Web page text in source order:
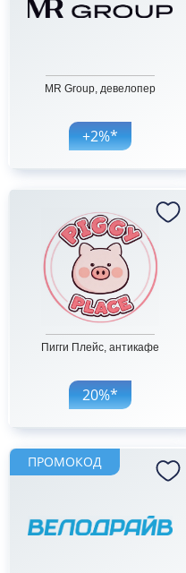
MR Group, девелопер
+2%*
Пигги Плейс, антикафе
20%*
ПРОМОКОД